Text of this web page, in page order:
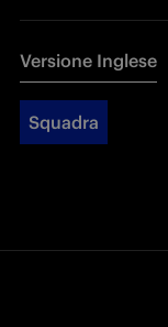
Versione Inglese
Squadra